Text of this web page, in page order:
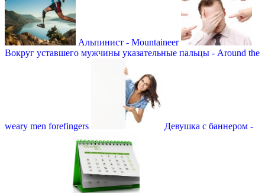
Альпинист - Mountaineer
Вокруг уставшего мужчины указательные пальцы - Around the
weary men forefingers Девушка с баннером -